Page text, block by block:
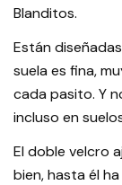
Blanditos.
Están
suela es fina,
cada pasito. Y
incluso en
El doble velcro
bien, hasta él